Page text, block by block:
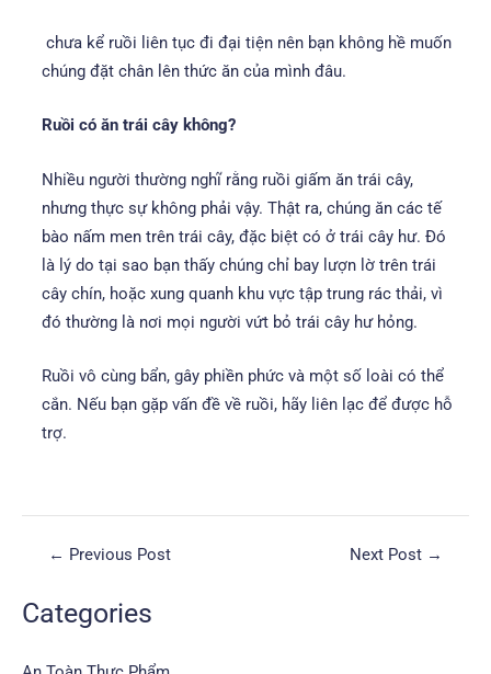
chưa kể ruồi liên tục đi đại tiện nên bạn không hề muốn
chúng đặt chân lên thức ăn của mình đâu.
Ruồi có ăn trái cây không?
Nhiều người thường nghĩ rằng ruồi giấm ăn trái cây,
nhưng thực sự không phải vậy. Thật ra, chúng ăn các tế
bào nấm men trên trái cây, đặc biệt có ở trái cây hư. Đó
là lý do tại sao bạn thấy chúng chỉ bay lượn lờ trên trái
cây chín, hoặc xung quanh khu vực tập trung rác thải, vì
đó thường là nơi mọi người vứt bỏ trái cây hư hỏng.
Ruồi vô cùng bẩn, gây phiền phức và một số loài có thể
cắn. Nếu bạn gặp vấn đề về ruồi, hãy liên lạc để được hỗ
trợ.
← Previous Post Next Post →
Categories